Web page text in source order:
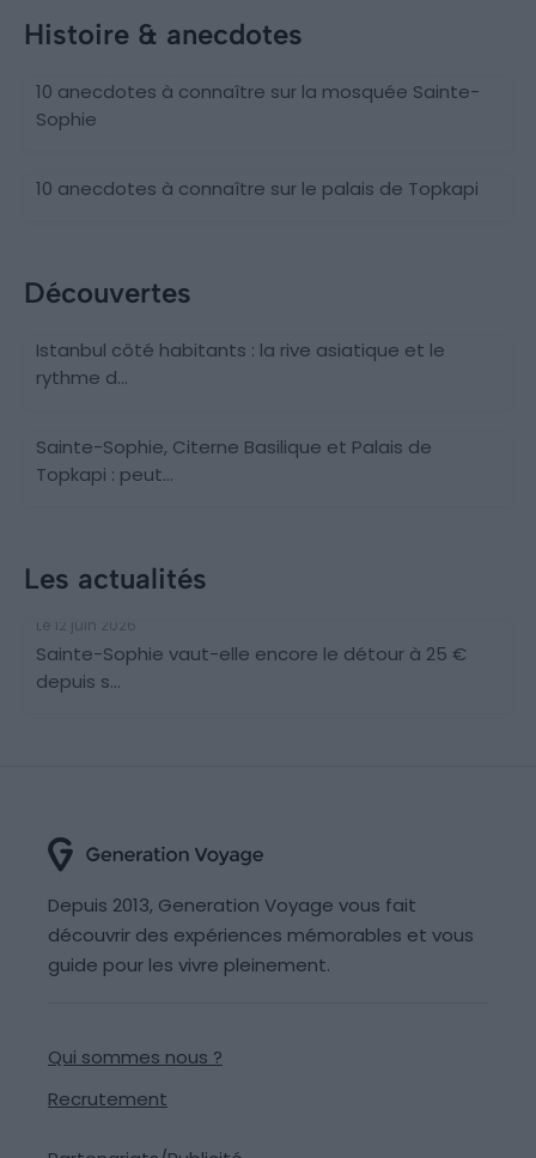
Histoire & anecdotes
10 anecdotes à connaître sur la mosquée Sainte-
Sophie
10 anecdotes à connaître sur le palais de Topkapi
Découvertes
Istanbul côté habitants : la rive asiatique et le
rythme d...
Sainte-Sophie, Citerne Basilique et Palais de
Topkapi : peut...
Les actualités
Le 12 juin 2026
Sainte-Sophie vaut-elle encore le détour à 25 €
depuis s...
Depuis 2013, Generation Voyage vous fait
découvrir des expériences mémorables et vous
guide pour les vivre pleinement.
Qui sommes nous ?
Recrutement